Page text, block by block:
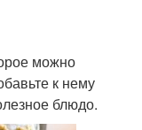
можно
к нему
блюдо.